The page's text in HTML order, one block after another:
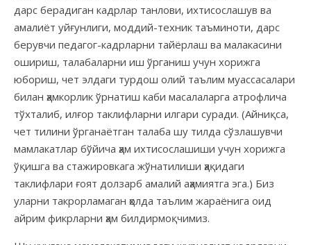
дарс берадиган кадрлар танлови, ихтисослашув ва
амалиёт уйғунлиги, моддий-техник таъминоти, дарс
берувчи педагог-кадрларни тайёрлаш ва малакасини
ошириш, талабаларни иш ўрганиш учун хорижга
юбориш, чет элдаги турдош олий таълим муассасалари
билан ҳамкорлик ўрнатиш каби масалаларга атрофлича
тўхталиб, илғор таклифларни илгари суради. (Айниқса,
чет тилини ўрганаётган талаба шу тилда сўзлашувчи
мамлакатлар бўйича ҳам ихтисослашиши учун хорижга
ўқишга ва стажировкага жўнатилиши ҳақидаги
таклифлари ғоят долзарб амалий аҳамиятга эга.) Биз
уларни такрорламаган ҳолда таълим жараёнига оид
айрим фикрларни ҳам билдирмоқчимиз.